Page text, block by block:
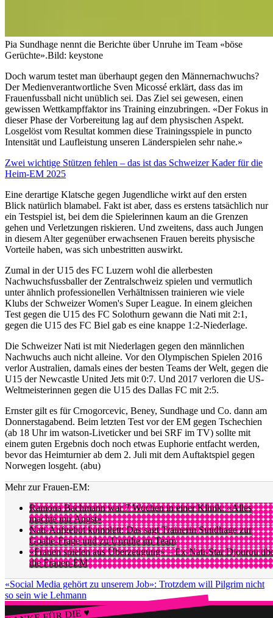
Pia Sundhage nennt die Berichte über Unruhe im Team «böse
Gerüchte».Bild: keystone
Doch warum testet man überhaupt gegen den Männernachwuchs?
Der Medienverantwortliche Sven Micossé erklärt, dass das im
Frauenfussball nicht unüblich sei. Das Ziel sei gewesen, einen
gewissen Wettkampffaktor ins Training einzubringen. «Der Fokus in
dieser Phase der Vorbereitung lag auf dem physischen Aspekt.
Losgelöst vom Resultat kommen diese Trainingsspiele in puncto
Intensität und Laufleistung unseren Länderspielen sehr nahe.»
Zwei wichtige Stützen fehlen – das ist das Schweizer Kader für die
Heim-EM 2025
Eine derartige Klatsche gegen Jugendliche wirkt auf den ersten
Blick natürlich blamabel. Fakt ist aber, dass es erstens tatsächlich nur
ein Testspiel ist, bei dem die Spielerinnen kaum an die Grenzen
gehen und Verletzungen riskieren. Und zweitens, dass auch Jungen
in diesem Alter gegenüber erwachsenen Frauen bereits physische
Vorteile haben, was sich unbestritten auswirkt.
Zumal in der U15 des FC Luzern wohl die allerbesten
Nachwuchsfussballer der Zentralschweiz spielen und vermutlich
unter ähnlich professionellen Verhältnissen trainieren wie viele
Klubs der Schweizer Women's Super League. In einem gleichen
Test gegen die U15 des FC Solothurn gewann die Nati mit 2:1,
gegen die U15 des FC Biel gab es eine knappe 1:2-Niederlage.
Die Schweizer Nati ist mit Niederlagen gegen den männlichen
Nachwuchs auch nicht alleine. Vor den Olympischen Spielen 2016
verlor Australien, damals eines der besten Teams der Welt, gegen die
U15 der Newcastle United Jets mit 0:7. Und 2017 verloren die US-
Weltmeisterinnen gegen die U15 des Dallas FC mit 2:5.
Ernster gilt es für Crnogorcevic, Beney, Sundhage und Co. dann am
Donnerstagabend. Beim letzten Test vor der EM gegen Tschechien
(ab 18 Uhr im watson-Liveticker und bei SRF im TV) sollte mit
einem guten Ergebnis doch noch etwas Euphorie entfacht werden,
bevor das Heimturnier ab dem 2. Juli mit dem Auftaktspiel gegen
Norwegen losgeht. (abu)
Mehr zur Frauen-EM:
Ramona Bachmann war 7 Wochen in einer Klinik: «Alles
machte mir Angst»
Nati-Aufgebot komplett: Das sagt Trainerin Sundhage zur
Goalie-Frage und zu Unruhe im Team
«Frauen spielen aus Überzeugung» – Ex-Nati-Star Djourou
die Frauen-EM
«Social Media gehört zu unserem Job»: Trotzdem will Pilgrim nicht
so sein wie Lehmann